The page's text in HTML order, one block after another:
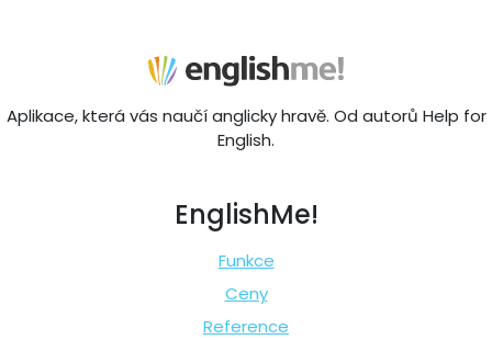
Aplikace, která vás naučí anglicky hravě. Od autorů Help for
English.
EnglishMe!
Funkce
Ceny
Reference